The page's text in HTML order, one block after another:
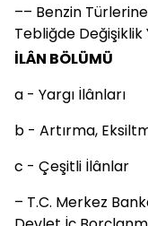
–– Benzin
Tebliğde Değişiklik
İLÂN BÖLÜMÜ
a - Yargı İlânları
b - Artırma,
c - Çeşitli İlânlar
– T.C. Merkez